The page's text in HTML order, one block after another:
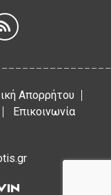
Απορρήτου
Επικοινωνία